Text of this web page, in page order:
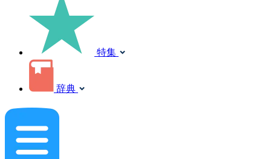
特集
辞典